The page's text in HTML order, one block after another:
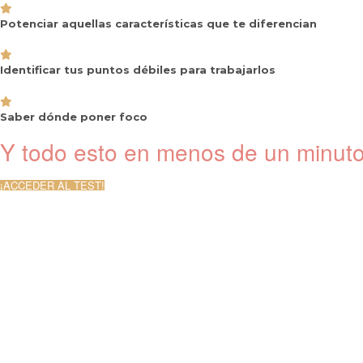
Potenciar aquellas características que te diferencian
Identificar tus puntos débiles para trabajarlos
Saber dónde poner foco
Y todo esto en menos de un
¡ACCEDER AL TEST!